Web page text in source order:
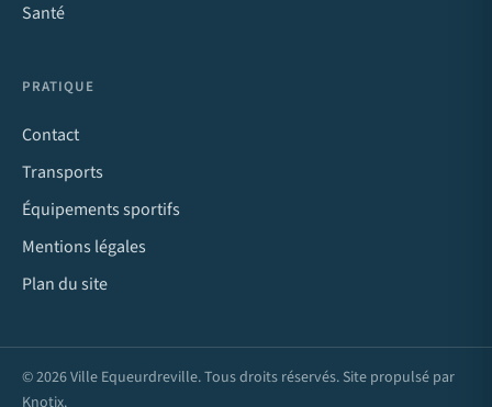
Santé
PRATIQUE
Contact
Transports
Équipements sportifs
Mentions légales
Plan du site
© 2026 Ville Equeurdreville. Tous droits réservés. Site propulsé par